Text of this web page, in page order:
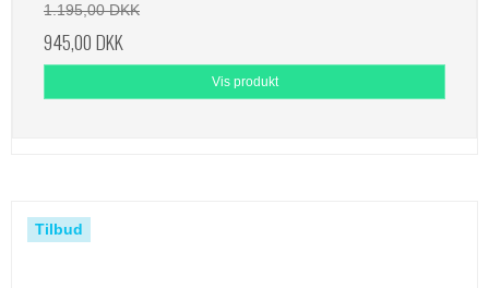
1.195,00 DKK
945,00 DKK
Vis produkt
Tilbud